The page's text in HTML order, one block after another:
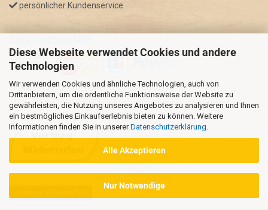
Diese Webseite verwendet Cookies und andere
Technologien
Wir verwenden Cookies und ähnliche Technologien, auch von
Drittanbietern, um die ordentliche Funktionsweise der Website zu
gewährleisten, die Nutzung unseres Angebotes zu analysieren und Ihnen
ein bestmögliches Einkaufserlebnis bieten zu können. Weitere
Informationen finden Sie in unsererDatenschutzerklärung
Alle Akzeptieren
Nur Notwendige
persönlicher Kundenservice
* GRATIS VERSAND nur innerhalb Deutschland
** Regellaufzeit für DE, Bei Auslandsbestellungen kann die
Versandzeit variieren.